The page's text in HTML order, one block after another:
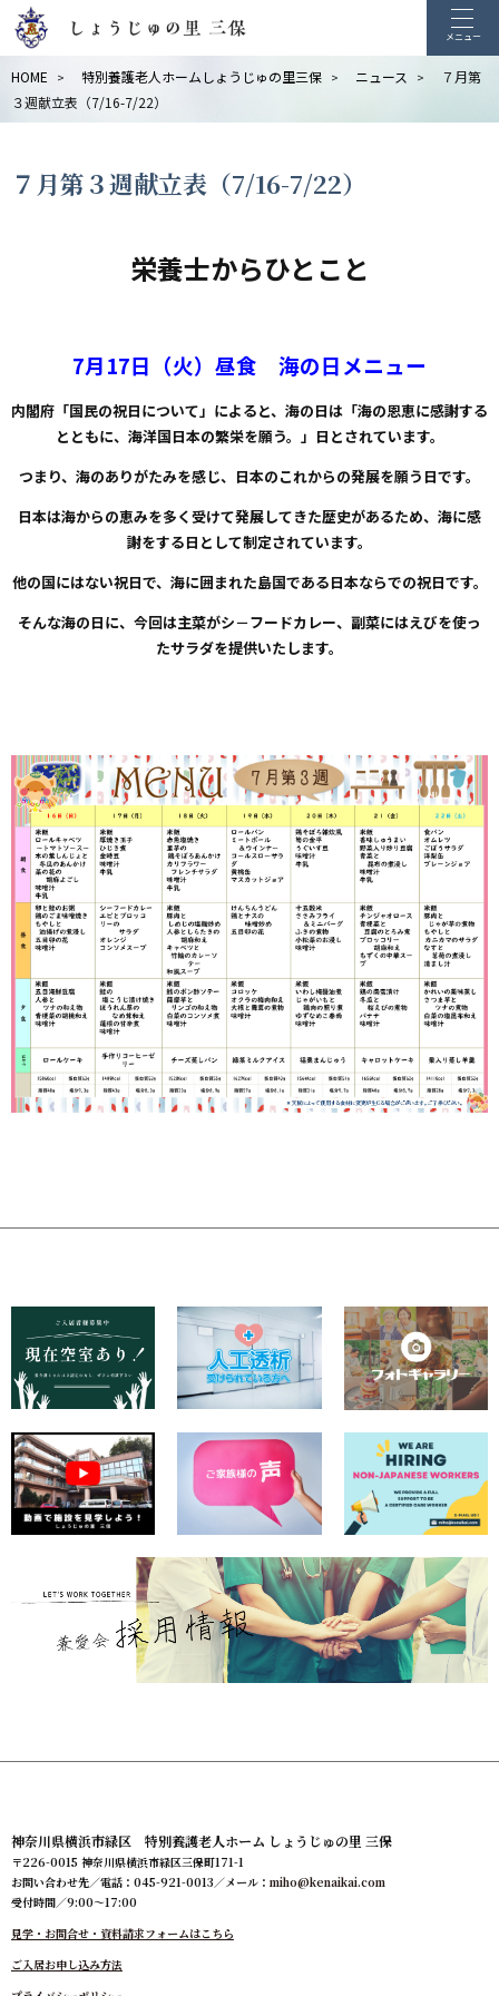
メニュー
HOME > 特別養護老人ホームしょうじゅの里三保 > ニュース >
７月第
３週献立表（7/16-7/22）
７月第３週献立表（7/16-7/22）
栄養士からひとこと
7月17日（火）昼食 海の日メニュー
内閣府「国民の祝日について」によると、海の日は「海の恩恵に感謝する
とともに、海洋国日本の繁栄を願う。」日とされています。
つまり、海のありがたみを感じ、日本のこれからの発展を願う日です。
日本は海からの恵みを多く受けて発展してきた歴史があるため、海に感
謝をする日として制定されています。
他の国にはない祝日で、海に囲まれた島国である日本ならでの祝日です。
そんな海の日に、今回は主菜がシ－フードカレー、副菜にはえびを使っ
たサラダを提供いたします。
神奈川県横浜市緑区 特別養護老人ホーム しょうじゅの里 三保
〒226-0015 神奈川県横浜市緑区三保町171-1
お問い合わせ先／電話：045-921-0013／メール： miho@kenaikai.com
受付時間／9:00～17:00
見学・お問合せ・資料請求フォームはこちら
ご入居お申し込み方法